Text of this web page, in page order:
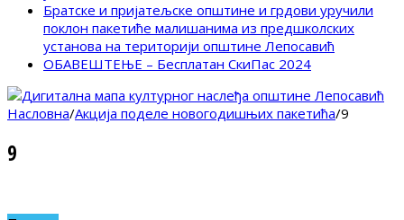
Братске и пријатељске општине и грдови уручили
поклон пакетиће малишанима из предшколских
установа на територији општине Лепосавић
ОБАВЕШТЕЊЕ – Бесплатан СкиПас 2024
Насловна/Aкција поделе новогодишњих пакетића/9
9